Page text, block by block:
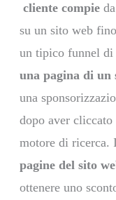
cliente compie
su un sito web
un tipico funnel
una pagina di un
una
dopo aver
motore di ricerca.
pagine del sito
ottenere uno